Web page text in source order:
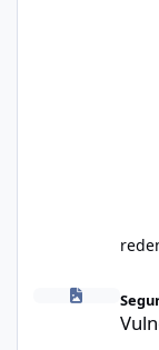
Vulnerabilidade no